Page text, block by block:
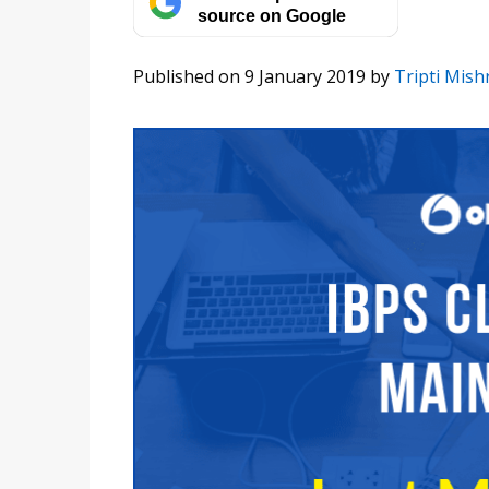
source on Google
Published on 9 January 2019 by Tripti